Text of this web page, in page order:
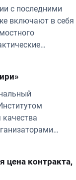
с последними
включают в себя
вопросы,
запросы
с занесением
реестр
цена контракта,